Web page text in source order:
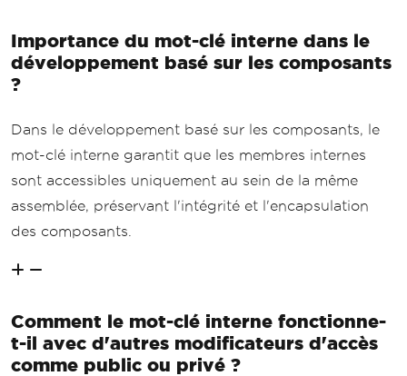
Importance du mot-clé interne dans le
développement basé sur les composants
?
Dans le développement basé sur les composants, le
mot-clé interne garantit que les membres internes
sont accessibles uniquement au sein de la même
assemblée, préservant l'intégrité et l'encapsulation
des composants.
Comment le mot-clé interne fonctionne-
t-il avec d'autres modificateurs d'accès
comme public ou privé ?